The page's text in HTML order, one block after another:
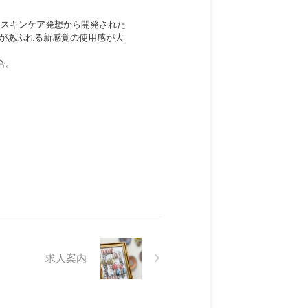
キンケア発想から開発された
あふれる新感覚の使用感が大
求人案内